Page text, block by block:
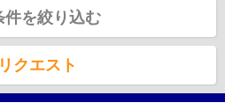
件を絞り込む
クエスト